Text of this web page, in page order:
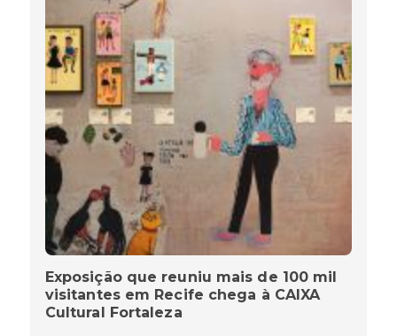
Exposição que reuniu mais de 100 mil
visitantes em Recife chega à CAIXA
Cultural Fortaleza